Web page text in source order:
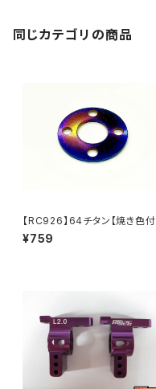
同じカテゴリの商品
【RC926】64チタン【焼き色付
き】スパーギアプレシジョンプレ
ート RD/SD/MD用 KN-YD
¥759